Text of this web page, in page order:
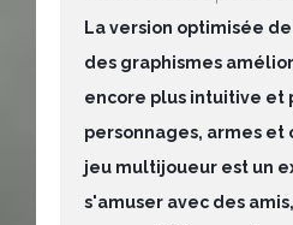
La version optimisée
des graphismes
encore plus intuitive et
personnages, armes et
jeu multijoueur est un
s'amuser avec des